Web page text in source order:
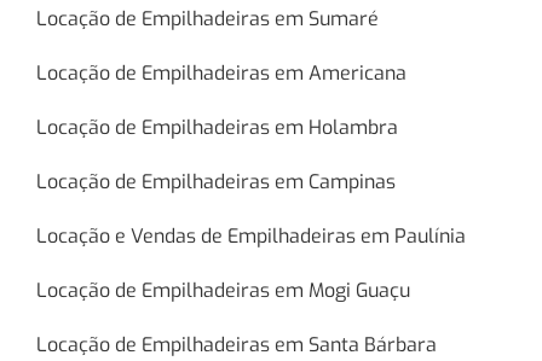
Locação de Empilhadeiras em Sumaré
Locação de Empilhadeiras em Americana
Locação de Empilhadeiras em Holambra
Locação de Empilhadeiras em Campinas
Locação e Vendas de Empilhadeiras em Paulínia
Locação de Empilhadeiras em Mogi Guaçu
Locação de Empilhadeiras em Santa Bárbara